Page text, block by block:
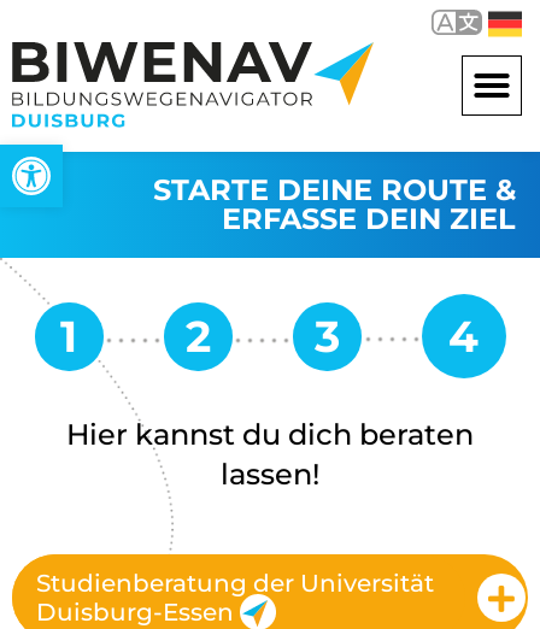
Werkzeugleiste öffnen
STARTE DEINE ROUTE &
ERFASSE DEIN ZIEL
Hier kannst du dich beraten
lassen!
Studienberatung der Universität
Duisburg-Essen